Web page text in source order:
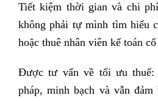
Tiết kiệm thời gian và chi
không phải tự mình tìm hiểu
hoặc thuê nhân viên kế toán
Được tư vấn về tối ưu thuế:
pháp, minh bạch và vẫn đảm